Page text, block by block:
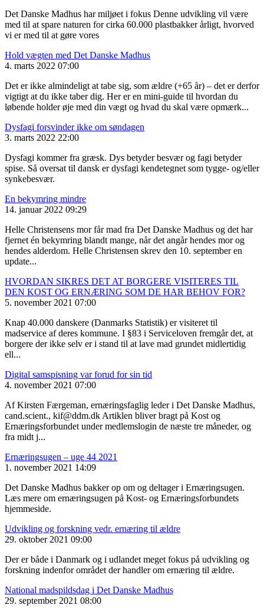
Det Danske Madhus har miljøet i fokus Denne udvikling vil være
med til at spare naturen for cirka 60.000 plastbakker årligt, hvorved
vi er med til at gøre vores
Hold vægten med Det Danske Madhus
4. marts 2022 07:00
Det er ikke almindeligt at tabe sig, som ældre (+65 år) – det er derfor
vigtigt at du ikke taber dig. Her er en mini-guide til hvordan du
løbende holder øje med din vægt og hvad du skal være opmærk...
Dysfagi forsvinder ikke om søndagen
3. marts 2022 22:00
Dysfagi kommer fra græsk. Dys betyder besvær og fagi betyder
spise. Så oversat til dansk er dysfagi kendetegnet som tygge- og/eller
synkebesvær.
En bekymring mindre
14. januar 2022 09:29
Helle Christensens mor får mad fra Det Danske Madhus og det har
fjernet én bekymring blandt mange, når det angår hendes mor og
hendes alderdom. Helle Christensen skrev den 10. september en
update...
HVORDAN SIKRES DET AT BORGERE VISITERES TIL
DEN KOST OG ERNÆRING SOM DE HAR BEHOV FOR?
5. november 2021 07:00
Knap 40.000 danskere (Danmarks Statistik) er visiteret til
madservice af deres kommune. I §83 i Serviceloven fremgår det, at
borgere der ikke selv er i stand til at lave mad grundet midlertidig
ell...
Digital samspisning var forud for sin tid
4. november 2021 07:00
Af Kirsten Færgeman, ernæringsfaglig leder i Det Danske Madhus,
cand.scient., kif@ddm.dk Artiklen bliver bragt på Kost og
Ernæringsforbundet under medlemslogin de næste tre måneder, og
fra midt j...
Ernæringsugen – uge 44 2021
1. november 2021 14:09
Det Danske Madhus bakker op om og deltager i Ernæringsugen.
Læs mere om ernæringsugen på Kost- og Ernæringsforbundets
hjemmeside.
Udvikling og forskning vedr. ernæring til ældre
29. oktober 2021 09:00
Der er både i Danmark og i udlandet meget fokus på udvikling og
forskning indenfor området der handler om ernæring til ældre.
National madspildsdag i Det Danske Madhus
29. september 2021 08:00